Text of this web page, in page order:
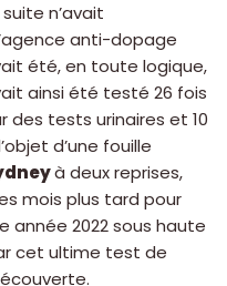
n’avait
anti-dopage
été, en toute logique,
ainsi été testé 26 fois
des tests urinaires et 10
d’une fouille
à deux reprises,
mois plus tard pour
année 2022 sous haute
cet ultime test de